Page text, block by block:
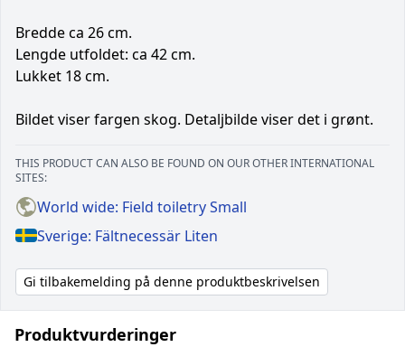
Bredde ca 26 cm.
Lengde utfoldet: ca 42 cm.
Lukket 18 cm.
Bildet viser fargen skog. Detaljbilde viser det i grønt.
THIS PRODUCT CAN ALSO BE FOUND ON OUR OTHER INTERNATIONAL
SITES:
World wide: Field toiletry Small
Sverige: Fältnecessär Liten
Gi tilbakemelding på denne produktbeskrivelsen
Produktvurderinger